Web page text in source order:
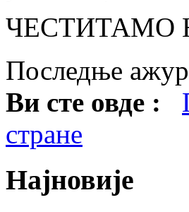
ЧЕСТИТАМО
Последње
Ви сте овде :
стране
Најновије